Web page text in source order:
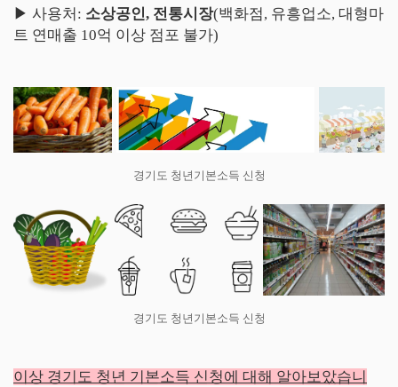
▶ 사용처: 소상공인, 전통시장(백화점, 유흥업소, 대형마
트 연매출 10억 이상 점포 불가)
경기도 청년기본소득 신청
경기도 청년기본소득 신청
이상 경기도 청년 기본소득 신청에 대해 알아보았습니